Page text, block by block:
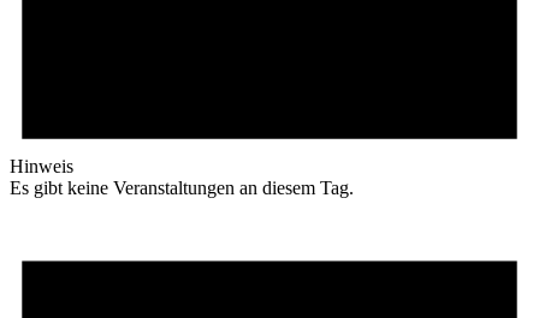
Hinweis
Es gibt keine Veranstaltungen an diesem Tag.